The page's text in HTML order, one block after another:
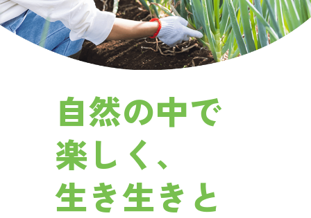
自然の中で
楽しく、
生き生きと